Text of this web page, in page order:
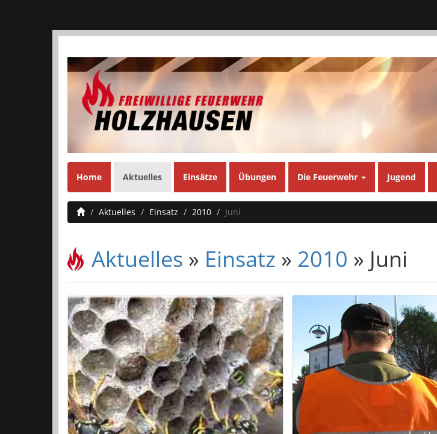
Home Aktuelles Einsätze Übungen Die Feuerwehr Jugend
Aktuelles Einsatz 2010 Juni
Aktuelles » Einsatz » 2010 » Juni